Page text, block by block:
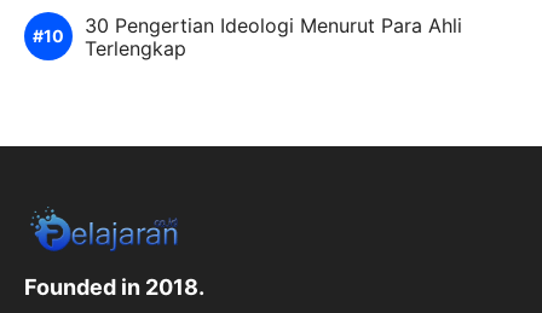
30 Pengertian Ideologi Menurut Para Ahli
Terlengkap
Founded in 2018.